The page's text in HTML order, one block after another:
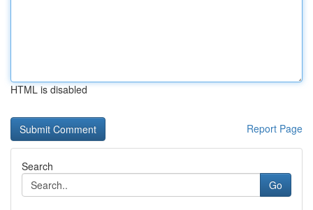
HTML is disabled
Report Page
Search
Go